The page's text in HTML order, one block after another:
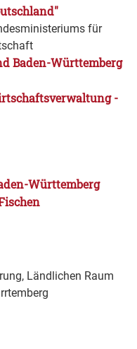
für
Baden-Württemberg
-
Württemberg
Ländlichen Raum